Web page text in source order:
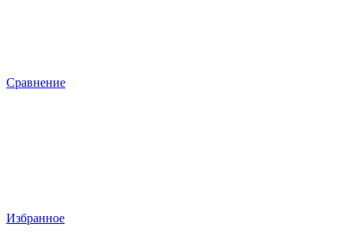
Сравнение
Избранное